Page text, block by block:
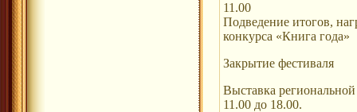
11.00
Подведение итогов,
конкурса «Книга года»
Закрытие фестиваля
Выставка
11.00 до 18.00.